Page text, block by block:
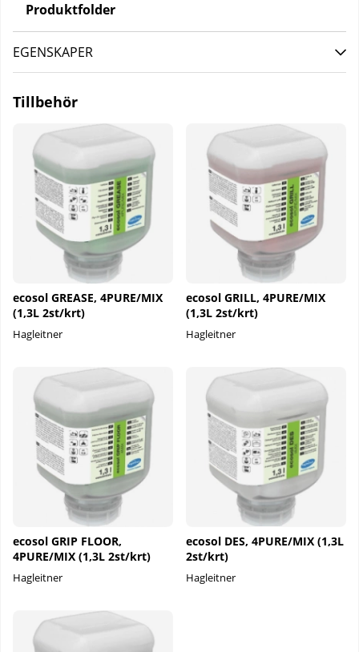
Produktfolder
EGENSKAPER
Tillbehör
ecosol GREASE, 4PURE/MIX
(1,3L 2st/krt)
Hagleitner
ecosol GRILL, 4PURE/MIX
(1,3L 2st/krt)
Hagleitner
ecosol GRIP FLOOR,
4PURE/MIX (1,3L 2st/krt)
Hagleitner
ecosol DES, 4PURE/MIX (1,3L
2st/krt)
Hagleitner